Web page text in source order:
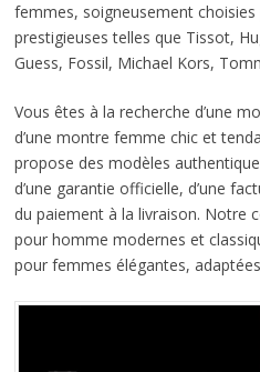
femmes, soigneusement
prestigieuses telles que Tissot,
Guess, Fossil, Michael Kors,
Vous êtes à la recherche d’une
d’une montre femme chic et
propose des modèles
d’une garantie officielle, d’une
du paiement à la livraison. Notre
pour homme modernes et
pour femmes élégantes,